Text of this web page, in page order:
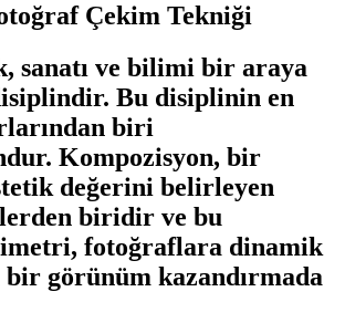
Çekim Tekniği
sanatı ve bilimi bir araya
Bu disiplinin en
biri
Kompozisyon, bir
değerini belirleyen
biridir ve bu
fotoğraflara dinamik
görünüm kazandırmada